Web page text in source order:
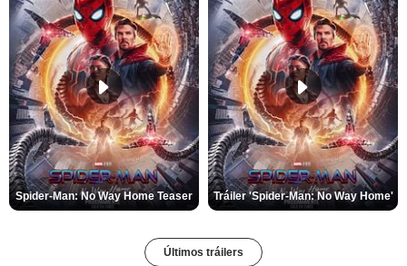
Spider-Man: No Way Home Teaser Tráiler 'Spider-Man: No Way Home'
Últimos tráilers